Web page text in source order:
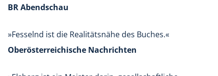
BR Abendschau
»Fesselnd ist die Realitätsnähe des Buches.«
Oberösterreichische Nachrichten